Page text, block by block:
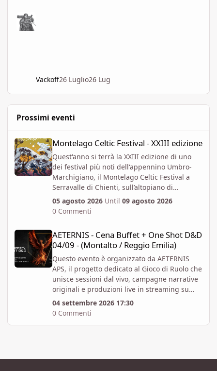
Vackoff26 Luglio26 Lug
Prossimi eventi
Montelago Celtic Festival - XXIII edizione
Montelago Celtic Festival - XXIII edizione
Quest'anno si terrà la XXIII edizione di uno
dei festival più noti dell'appennino Umbro-
Marchigiano, il Montelago Celtic Festival a
Serravalle di Chienti, sull’altopiano di
Colfiorito in provincia di Macerata.
https://www.montelagocelticfestival.it/
tantochè I biglietti attualmente disponibili
permettono l'accesso per almeno due giorni
consecutivi. E' attiva la prevendita Spring
Offer, che mette a disposizione dal 6 Aprile al
12 Giugno un numero massimo biglietti 4000.
Al momento i prezzi per la prevendita sono i
seguenti:
Abbonamento x 1 persona per 4gg - 82 EUR +
Abbonamento x 1 persona per 3gg - 68 EUR +
05 agosto 2026 Until 09 agosto 2026
0 Commenti
AETERNIS - Cena Buffet + One Shot D&D 04/09 - (Montalto /
AETERNIS - Cena Buffet + One Shot D&D
04/09 - (Montalto / Reggio Emilia)
Questo evento è organizzato da AETERNIS
APS, il progetto dedicato al Gioco di Ruolo che
unisce sessioni dal vivo, campagne narrative
originali e produzioni live in streaming su
Twitch.
Vi aspettiamo per un Evento Speciale: Cena
Bosco, a Vezzano sul Crostolo (RE). In caso di
04 settembre 2026 17:30
0 Commenti